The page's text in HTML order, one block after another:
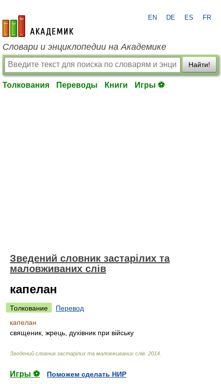
academic.ru
EN DE ES FR
Словари и энциклопедии на Академике
Найти!
Толкования Переводы Книги Игры ⚽
Зведений словник застарілих та
маловживаних слів
капелан
Толкование
Перевод
капелан
священик, жрець, духівник при війську
Зведений словник застарілих та маловживаних слів 2014
Игры ⚽
Поможем сделать НИР